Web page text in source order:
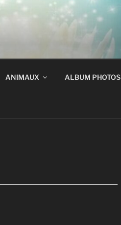
ANIMAUX ALBUM PHOTOS